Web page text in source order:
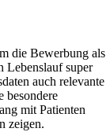
die Bewerbung als
Lebenslauf super
auch relevante
besondere
mit Patienten
zeigen.